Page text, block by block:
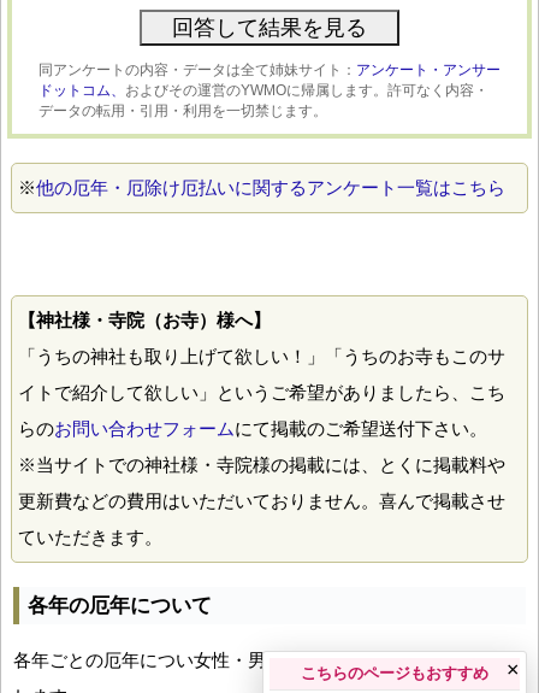
同アンケートの内容・データは全て姉妹サイト： アンケート・アンサー
ドットコム、 およびその運営のYWMOに帰属します。許可なく内容・
データの転用・引用・利用を一切禁じます。
※他の厄年・厄除け厄払いに関するアンケート一覧はこちら
【神社様・寺院（お寺）様へ】
「うちの神社も取り上げて欲しい！」「うちのお寺もこのサ
イトで紹介して欲しい」というご希望がありましたら、こち
らのお問い合わせフォームにて掲載のご希望送付下さい。
※当サイトでの神社様・寺院様の掲載には、とくに掲載料や
更新費などの費用はいただいておりません。喜んで掲載させ
ていただきます。
各年の厄年について
各年ごとの厄年につい女性・男性の年齢早見表とともにお伝え
こちらのページもおすすめ ×